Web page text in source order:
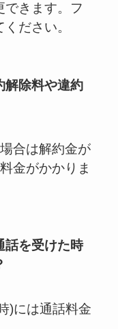
できます。フ
ださい。
解除料や違約
合は解約金が
金がかかりま
話を受けた時
)には通話料金